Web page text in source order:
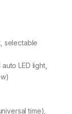
selectable
LED light,
time),